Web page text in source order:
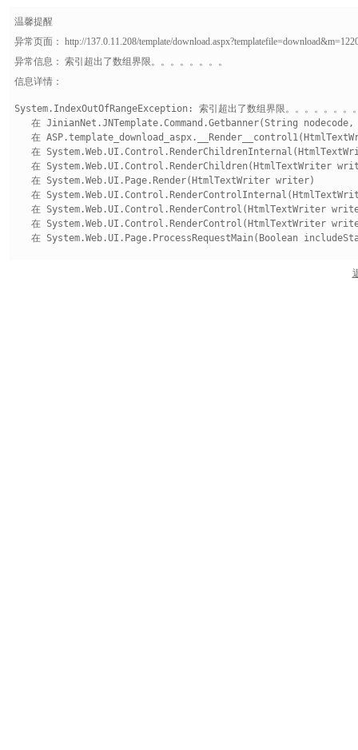
温馨提醒
异常页面： http://137.0.11.208/template/
异常信息： 索引超出了数组界限 。。。。。。。 。
信息详情：
System.IndexOutOfRangeException: 索引超出了数组界限。。。。。。。。
在 JinianNet.JNTemplate.Command.Getbanner(String
在
在
在 System.Web.UI.Control.RenderChildren(HtmlTextWriter
   在 System.Web.UI.Page.Render(HtmlTextWriter writer)
在
在 System.Web.UI.Control.RenderControl(HtmlTextWriter
在 System.Web.UI.Control.RenderControl(HtmlTextWriter
在 System.Web.UI.Page.ProcessRequestMain(Boolean